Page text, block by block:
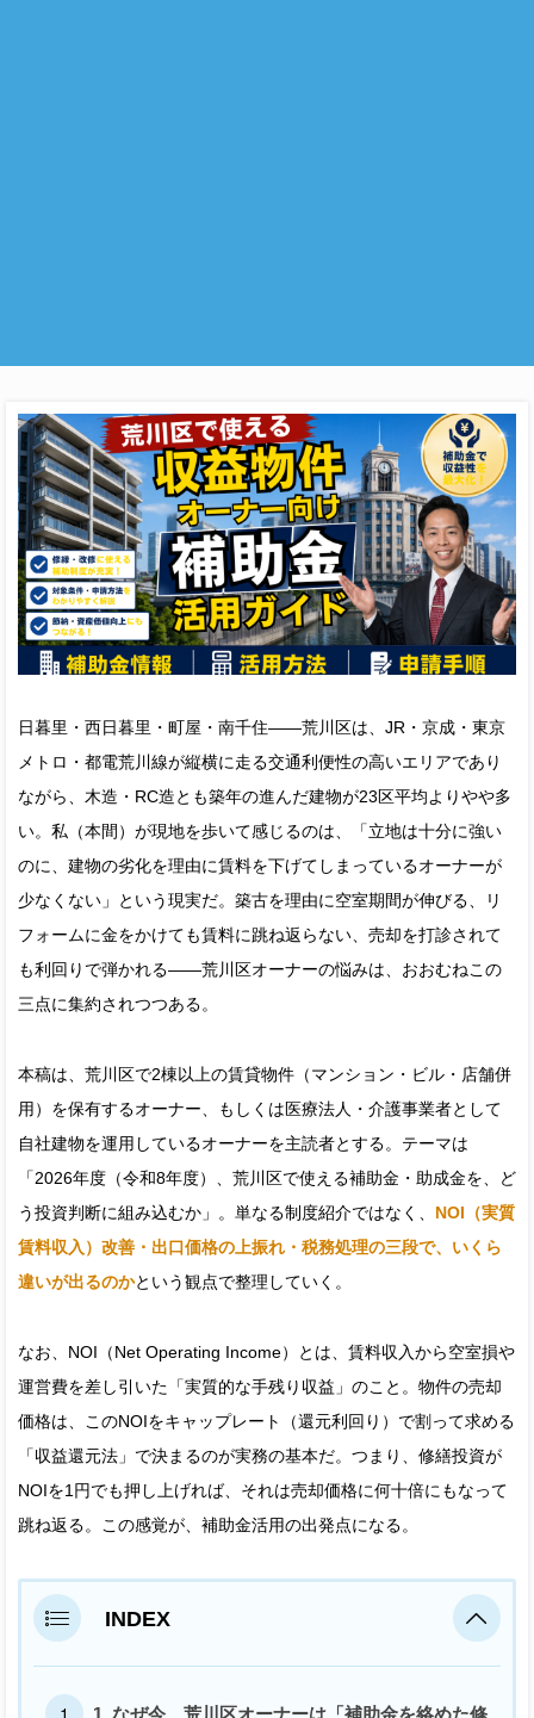
日暮里・西日暮里・町屋・南千住――荒川区は、JR・京成・東京
メトロ・都電荒川線が縦横に走る交通利便性の高いエリアであり
ながら、木造・RC造とも築年の進んだ建物が23区平均よりやや多
い。私（本間）が現地を歩いて感じるのは、「立地は十分に強い
のに、建物の劣化を理由に賃料を下げてしまっているオーナーが
少なくない」という現実だ。築古を理由に空室期間が伸びる、リ
フォームに金をかけても賃料に跳ね返らない、売却を打診されて
も利回りで弾かれる――荒川区オーナーの悩みは、おおむねこの
三点に集約されつつある。
本稿は、荒川区で2棟以上の賃貸物件（マンション・ビル・店舗併
用）を保有するオーナー、もしくは医療法人・介護事業者として
自社建物を運用しているオーナーを主読者とする。テーマは
「2026年度（令和8年度）、荒川区で使える補助金・助成金を、ど
う投資判断に組み込むか」。単なる制度紹介ではなく、 NOI（実質
賃料収入）改善・出口価格の上振れ・税務処理の三段で、いくら
違いが出るのかという観点で整理していく。
なお、NOI（Net Operating Income）とは、賃料収入から空室損や
運営費を差し引いた「実質的な手残り収益」のこと。物件の売却
価格は、このNOIをキャップレート（還元利回り）で割って求める
「収益還元法」で決まるのが実務の基本だ。つまり、修繕投資が
NOIを1円でも押し上げれば、それは売却価格に何十倍にもなって
跳ね返る。この感覚が、補助金活用の出発点になる。
INDEX
1. なぜ今、荒川区オーナーは「補助金を絡めた修